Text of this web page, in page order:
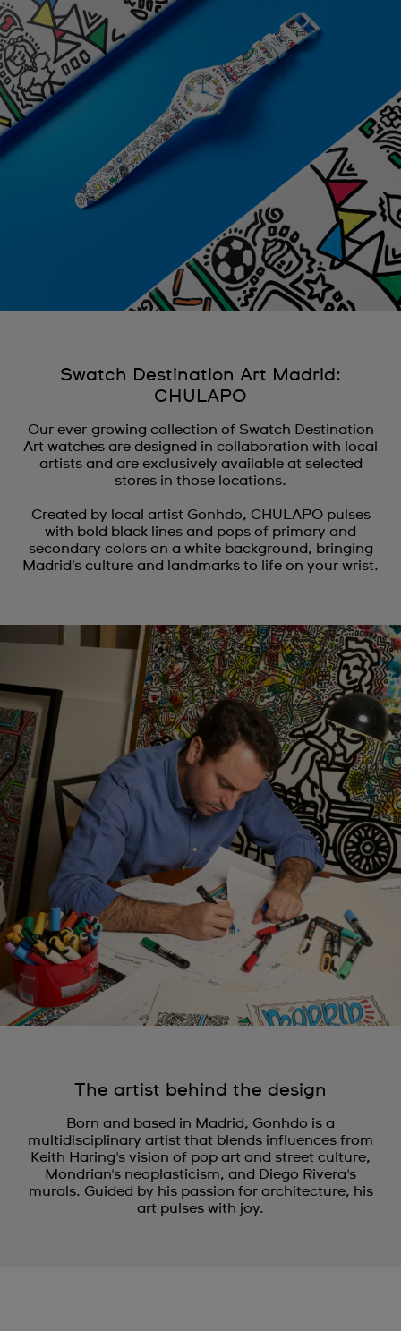
Swatch Destination Art Madrid:
CHULAPO
Our ever-growing collection of Swatch Destination
Art watches are designed in collaboration with local
artists and are exclusively available at selected
stores in those locations.
Created by local artist Gonhdo, CHULAPO pulses
with bold black lines and pops of primary and
secondary colors on a white background, bringing
Madrid's culture and landmarks to life on your wrist.
The artist behind the design
Born and based in Madrid, Gonhdo is a
multidisciplinary artist that blends influences from
Keith Haring's vision of pop art and street culture,
Mondrian's neoplasticism, and Diego Rivera's
murals. Guided by his passion for architecture, his
art pulses with joy.